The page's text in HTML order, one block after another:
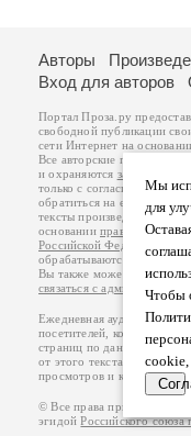
Мы
для
Чтобы
cookie,
Авторы
Вход для авторов
Портал Проза.ру
свободной публикации
сети Интернет на
Все авторские права на
и охраняются законом
.
только с согласия его
обратиться на его
тексты произведений
основанииправил
Российской Федерации
обрабатываются на
Вы также можете
связаться с администрацией
Ежедневная аудитория
посетителей, которые в
страниц по данным
от этого текста. В каждой
просмотров и количество
© Все права принадлежат
эгидойРоссийского союза